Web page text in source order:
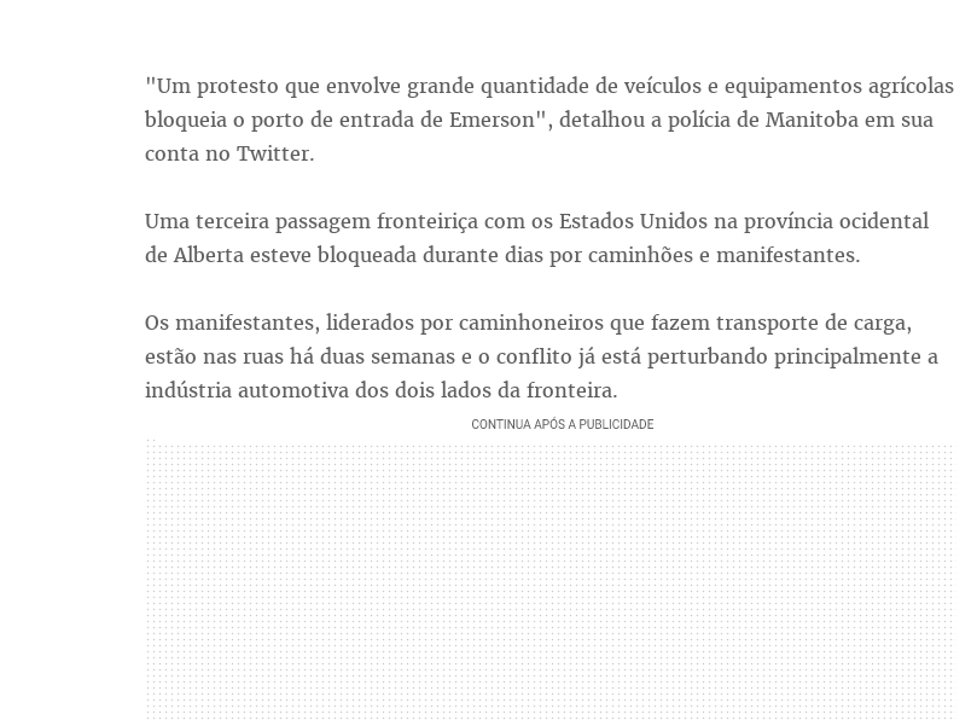
"Um protesto que envolve grande quantidade de veículos e equipamentos agrícolas
bloqueia o porto de entrada de Emerson", detalhou a polícia de Manitoba em sua
conta no Twitter.
Uma terceira passagem fronteiriça com os Estados Unidos na província ocidental
de Alberta esteve bloqueada durante dias por caminhões e manifestantes.
Os manifestantes, liderados por caminhoneiros que fazem transporte de carga,
estão nas ruas há duas semanas e o conflito já está perturbando principalmente a
indústria automotiva dos dois lados da fronteira.